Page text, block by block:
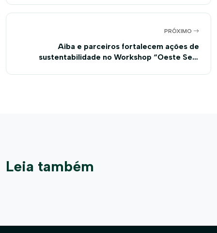
PRÓXIMO
Aiba e parceiros fortalecem ações de
sustentabilidade no Workshop “Oeste Sem
Leia também